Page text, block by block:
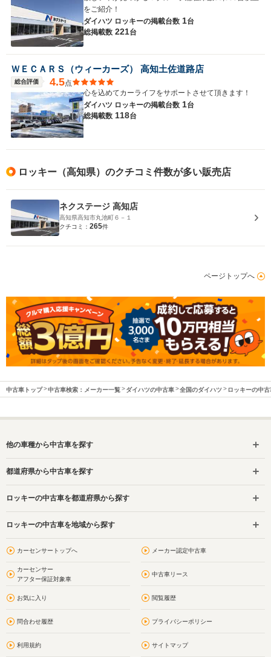
をご紹介！
ダイハツ ロッキーの掲載台数 1台
総掲載数 221台
ＷＥＣＡＲＳ（ウィーカーズ） 高知土佐道路店
総合評価 4.5点
心を込めてカーライフをサポートさせて頂きます！
ダイハツ ロッキーの掲載台数 1台
総掲載数 118台
ロッキー（高知県）のクチコミ件数が多い販売店
ネクステージ 高知店
高知県高知市丸池町６－１
クチコミ： 265件
ページトップへ
中古車トップ 中古車検索：メーカー一覧 ダイハツの中古車 全国のダイハツ ロッキーの中古
他の車種から中古車を探す
都道府県から中古車を探す
ロッキーの中古車を都道府県から探す
ロッキーの中古車を地域から探す
カーセンサートップへ メーカー認定中古車
カーセンサー
アフター保証対象車
中古車リース
お気に入り 閲覧履歴
問合わせ履歴 プライバシーポリシー
利用規約 サイトマップ